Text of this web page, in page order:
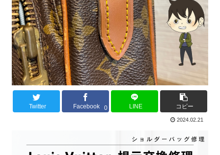
Twitter Facebook 0 LINE コピー
2024.02.21